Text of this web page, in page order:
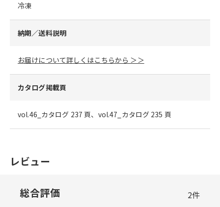
冷凍
納期／送料説明
お届けについて詳しくはこちらから ＞＞
カタログ掲載頁
vol.46_カタログ 237 頁、vol.47_カタログ 235 頁
レビュー
総合評価 2件